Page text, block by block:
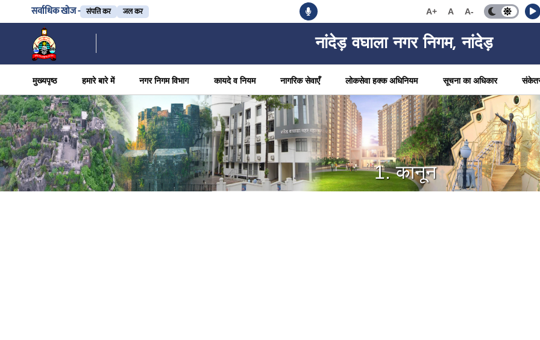
सर्वाधिक खोज - संपत्ति कर जल कर A+ A A-
नांदेड़ वघाला नगर निगम, नांदेड़
मुख्यपृष्ठ हमारे बारे में नगर निगम विभाग कायदे व नियम नागरिक सेवाएँ लोकसेवा हक्क अधिनियम सूचना का अधिकार
1. कानून